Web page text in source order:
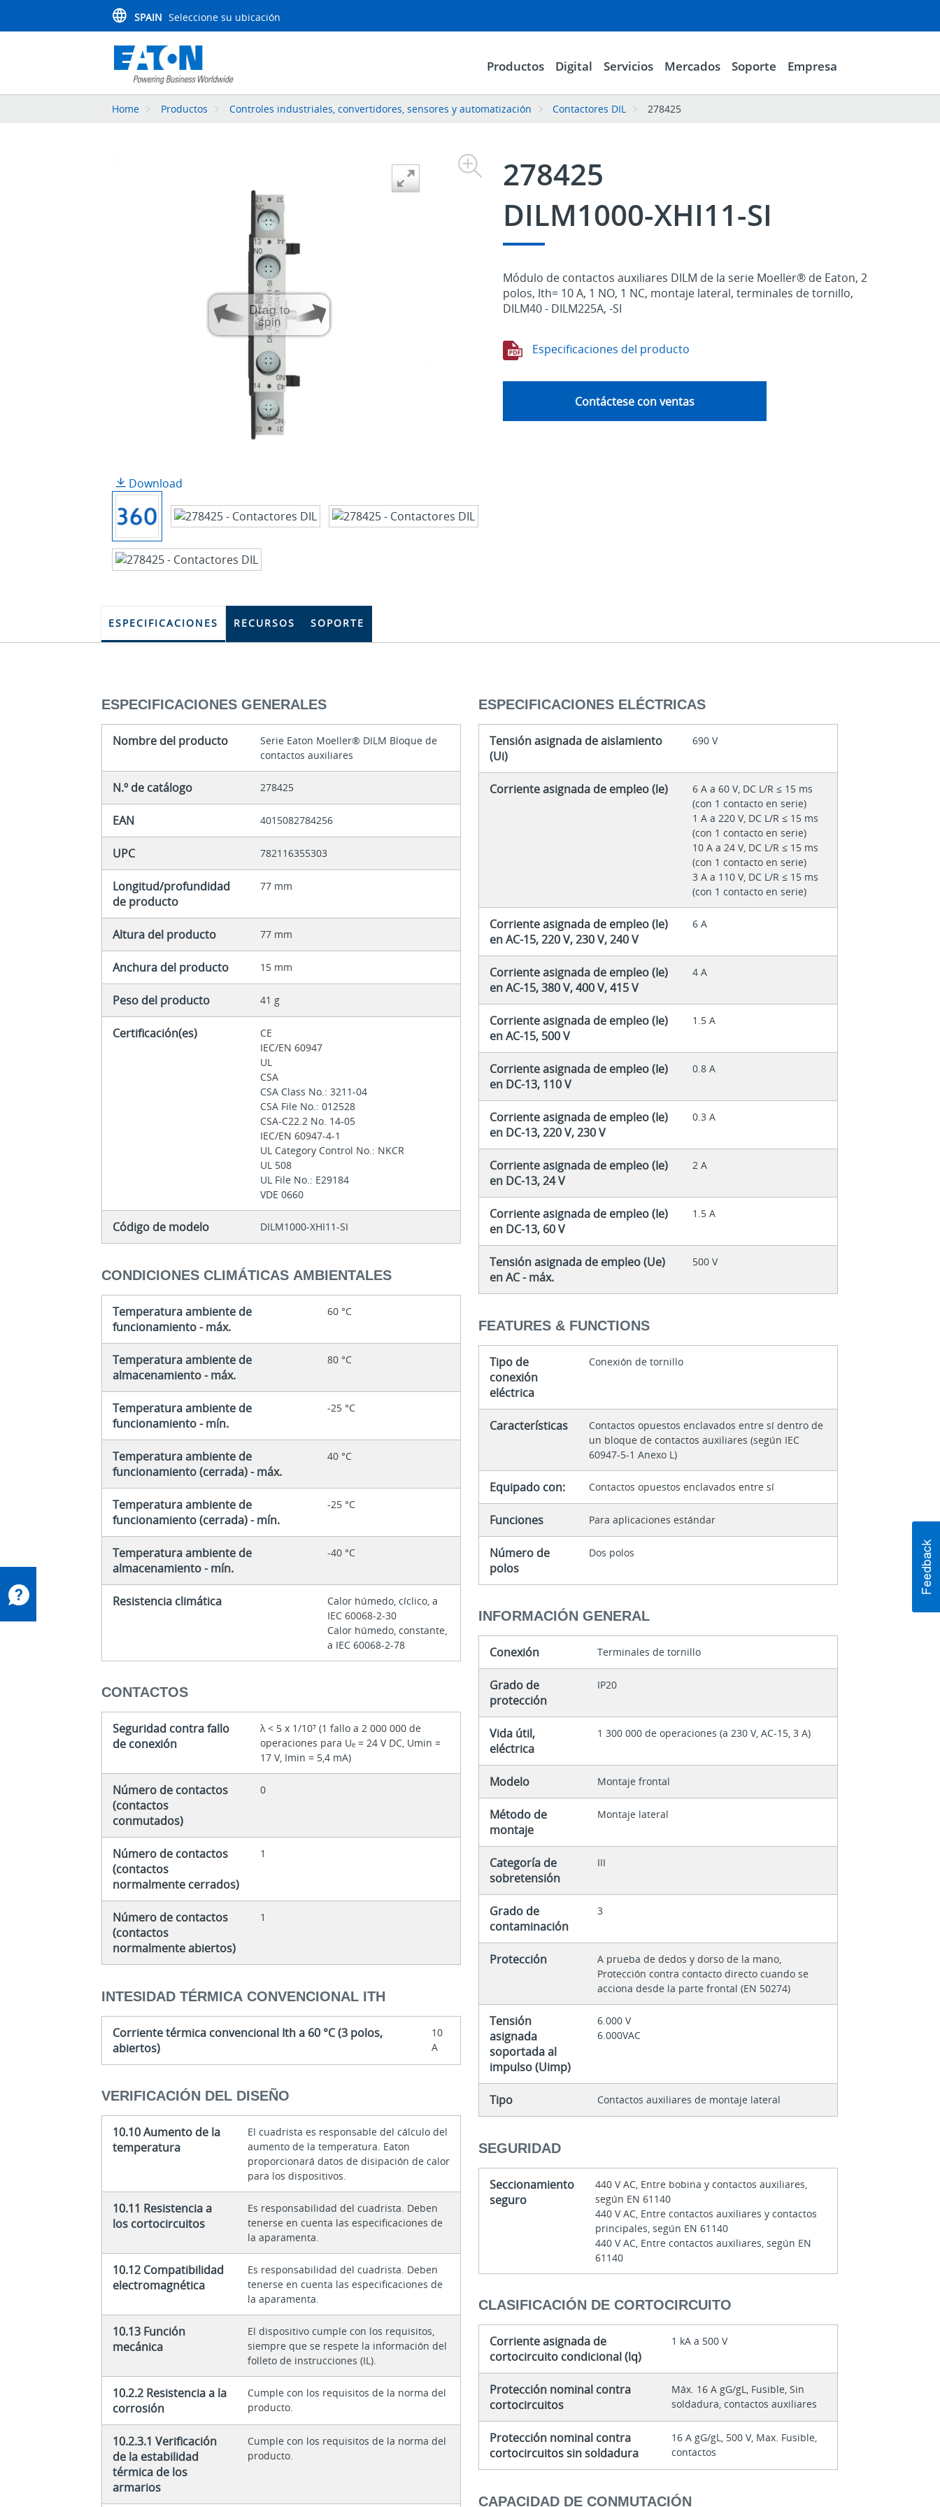
SPAIN Seleccione su ubicación
Productos Digital Servicios Mercados Soporte Empresa
Home Productos Controles industriales, convertidores, sensores y automatización Contactores DIL 278425
Drag to
spin
Download
278425
DILM1000-XHI11-SI
Módulo de contactos auxiliares DILM de la serie Moeller® de Eaton, 2
polos, Ith= 10 A, 1 NO, 1 NC, montaje lateral, terminales de tornillo,
DILM40 - DILM225A, -SI
Especificaciones del producto
Contáctese con ventas
ESPECIFICACIONES RECURSOS SOPORTE
ESPECIFICACIONES GENERALES
Nombre del producto
Serie Eaton Moeller® DILM Bloque de
contactos auxiliares
N.º de catálogo 278425
EAN 4015082784256
UPC 782116355303
Longitud/profundidad
de producto
77 mm
Altura del producto 77 mm
Anchura del producto 15 mm
Peso del producto 41 g
Certificación(es)
CE
IEC/EN 60947
UL
CSA
CSA Class No.: 3211-04
CSA File No.: 012528
CSA-C22.2 No. 14-05
IEC/EN 60947-4-1
UL Category Control No.: NKCR
UL 508
UL File No.: E29184
VDE 0660
Código de modelo DILM1000-XHI11-SI
CONDICIONES CLIMÁTICAS AMBIENTALES
Temperatura ambiente de
funcionamiento - máx.
60 °C
Temperatura ambiente de
almacenamiento - máx.
80 °C
Temperatura ambiente de
funcionamiento - mín.
-25 °C
Temperatura ambiente de
funcionamiento (cerrada) - máx.
40 °C
Temperatura ambiente de
funcionamiento (cerrada) - mín.
-25 °C
Temperatura ambiente de
almacenamiento - mín.
-40 °C
Resistencia climática
Calor húmedo, cíclico, a
IEC 60068-2-30
Calor húmedo, constante,
a IEC 60068-2-78
CONTACTOS
Seguridad contra fallo
de conexión
λ < 5 x 1/10⁷ (1 fallo a 2 000 000 de
operaciones para Uₑ = 24 V DC, Umin =
17 V, Imin = 5,4 mA)
Número de contactos
(contactos
conmutados)
0
Número de contactos
(contactos
normalmente cerrados)
1
Número de contactos
(contactos
normalmente abiertos)
1
INTESIDAD TÉRMICA CONVENCIONAL ITH
Corriente térmica convencional Ith a 60 °C (3 polos,
abiertos)
10
A
VERIFICACIÓN DEL DISEÑO
10.10 Aumento de la
temperatura
El cuadrista es responsable del cálculo del
aumento de la temperatura. Eaton
proporcionará datos de disipación de calor
para los dispositivos.
10.11 Resistencia a
los cortocircuitos
Es responsabilidad del cuadrista. Deben
tenerse en cuenta las especificaciones de
la aparamenta.
10.12 Compatibilidad
electromagnética
Es responsabilidad del cuadrista. Deben
tenerse en cuenta las especificaciones de
la aparamenta.
10.13 Función
mecánica
El dispositivo cumple con los requisitos,
siempre que se respete la información del
folleto de instrucciones (IL).
10.2.2 Resistencia a la
corrosión
Cumple con los requisitos de la norma del
producto.
10.2.3.1 Verificación
de la estabilidad
térmica de los
armarios
Cumple con los requisitos de la norma del
producto.
ESPECIFICACIONES ELÉCTRICAS
Tensión asignada de aislamiento
(Ui)
690 V
Corriente asignada de empleo (le)
6 A a 60 V, DC L/R ≤ 15 ms
(con 1 contacto en serie)
1 A a 220 V, DC L/R ≤ 15 ms
(con 1 contacto en serie)
10 A a 24 V, DC L/R ≤ 15 ms
(con 1 contacto en serie)
3 A a 110 V, DC L/R ≤ 15 ms
(con 1 contacto en serie)
Corriente asignada de empleo (le)
en AC-15, 220 V, 230 V, 240 V
6 A
Corriente asignada de empleo (Ie)
en AC-15, 380 V, 400 V, 415 V
4 A
Corriente asignada de empleo (Ie)
en AC-15, 500 V
1.5 A
Corriente asignada de empleo (Ie)
en DC-13, 110 V
0.8 A
Corriente asignada de empleo (Ie)
en DC-13, 220 V, 230 V
0.3 A
Corriente asignada de empleo (Ie)
en DC-13, 24 V
2 A
Corriente asignada de empleo (Ie)
en DC-13, 60 V
1.5 A
Tensión asignada de empleo (Ue)
en AC - máx.
500 V
FEATURES & FUNCTIONS
Tipo de
conexión
eléctrica
Conexión de tornillo
Características
Contactos opuestos enclavados entre sí dentro de
un bloque de contactos auxiliares (según IEC
60947-5-1 Anexo L)
Equipado con: Contactos opuestos enclavados entre sí
Funciones Para aplicaciones estándar
Número de
polos
Dos polos
INFORMACIÓN GENERAL
Conexión Terminales de tornillo
Grado de
protección
IP20
Vida útil,
eléctrica
1 300 000 de operaciones (a 230 V, AC-15, 3 A)
Modelo Montaje frontal
Método de
montaje
Montaje lateral
Categoría de
sobretensión
III
Grado de
contaminación
3
Protección
A prueba de dedos y dorso de la mano,
Protección contra contacto directo cuando se
acciona desde la parte frontal (EN 50274)
Tensión
asignada
soportada al
impulso (Uimp)
6.000 V
6.000VAC
Tipo Contactos auxiliares de montaje lateral
SEGURIDAD
Seccionamiento
seguro
440 V AC, Entre bobina y contactos auxiliares,
según EN 61140
440 V AC, Entre contactos auxiliares y contactos
principales, según EN 61140
440 V AC, Entre contactos auxiliares, según EN
61140
CLASIFICACIÓN DE CORTOCIRCUITO
Corriente asignada de
cortocircuito condicional (lq)
1 kA a 500 V
Protección nominal contra
cortocircuitos
Máx. 16 A gG/gL, Fusible, Sin
soldadura, contactos auxiliares
Protección nominal contra
cortocircuitos sin soldadura
16 A gG/gL, 500 V, Max. Fusible,
contactos
CAPACIDAD DE CONMUTACIÓN